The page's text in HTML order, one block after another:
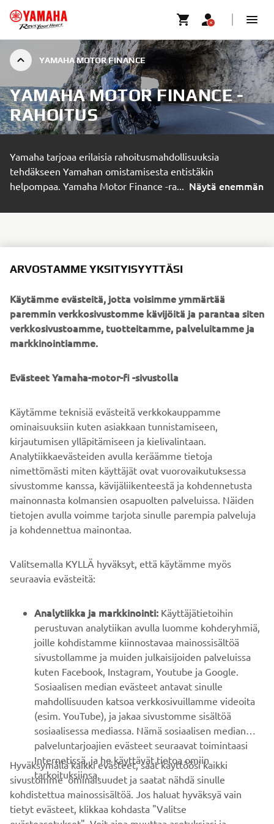
YAMAHA MOTOR FINANCE
YAMAHA MOTOR FINANCE -
RAHOITUS
Yamaha tarjoaa erilaisia rahoitusmahdollisuuksia
tehdäkseen Yamahan omistamisesta entistäkin
helpompaa. Yamaha Motor Finance -ra... Näytä enemmän
RAHOITUS
YOU Finance -rahoitus on saatavilla valtuutetuissa
rekisteröitäviin Yamaha-tuotteisiin. Rahoitus voidaan
moottoripyöriin, vesijetteihin, moottorikelkkoihin ja
yhteistyökumppaneiden veneisiin.
LÖYDÄ LÄHIN JÄLLEENMYYJÄSI »
B2B
YAMAHA MUUALLA
ASIAKASTUKI
UUTISKIRJE
Ole ensimmäinen, joka kuulee uusimmista tarjouksista,
erikoistapahtumista, uusista julkaisuista ja paljon muuta...
TILAA
Lue tietosuojakäytäntömme saadaksesi tietää, miten
ARVOSTAMME YKSITYISYYTTÄSI
Käytämme evästeitä, jotta voisimme ymmärtää
paremmin verkkosivustomme kävijöitä ja parantaa siten
verkkosivustoamme, tuotteitamme, palveluitamme ja
markkinointiamme.
Evästeet Yamaha-motor-fi -sivustolla
Käytämme teknisiä evästeitä verkkokauppamme
ominaisuuksiin kuten asiakkaan tunnistamiseen,
kirjautumisen ylläpitämiseen ja kielivalintaan.
Analytiikkaevästeiden avulla keräämme tietoja
nimettömästi miten käyttäjät ovat vuorovaikutuksessa
sivustomme kanssa, kävijäliikenteestä ja kohdennetusta
mainonnasta kolmansien osapuolten palveluissa. Näiden
tietojen avulla voimme tarjota sinulle parempia palveluja
ja kohdennettua mainontaa.
Valitsemalla KYLLÄ hyväksyt, että käytämme myös
seuraavia evästeitä:
Analytiikka ja markkinointi: Käyttäjätietoihin
perustuvan analytiikan avulla luomme kohderyhmiä,
joille kohdistamme kiinnostavaa mainossisältöä
sivustollamme ja muiden julkaisijoiden palveluissa
kuten Facebook, Instagram, Youtube ja Google.
Sosiaalisen median evästeet antavat sinulle
mahdollisuuden katsoa verkkosivuillamme videoita
(esim. YouTube), ja jakaa sivustomme sisältöä
sosiaalisessa mediassa. Nämä sosiaalisen median
palveluntarjoajien evästeet seuraavat toimintaasi
Internetissä, ja he käyttävät tietoa omiin
tarkoituksiinsa.
Hyväksymällä kaikki evästeet, saat käyttöösi kaikki
sivustomme ominaisuudet ja saatat nähdä sinulle
kohdistettua mainossisältöä. Jos haluat hyväksyä vain
tietyt evästeet, klikkaa kohdasta "Valitse